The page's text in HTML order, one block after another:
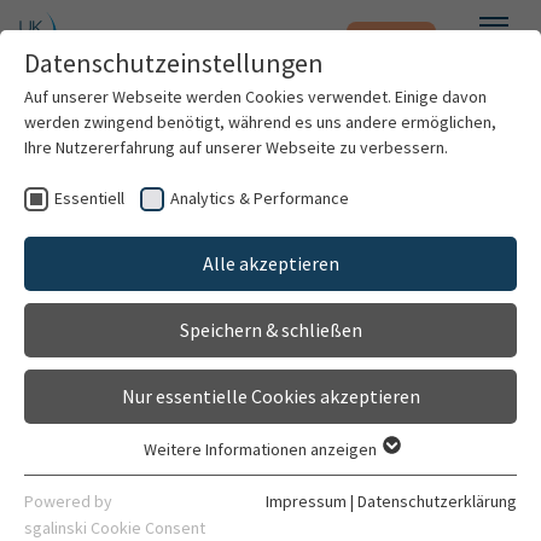
Zum Hauptinhalt springen Notfall
Patienten & Besucher
Kliniken & Institute
Forschung
Karriere
Karte aktivieren
Weitere Standorte suchen
Frauenklinik (Zentrum)
Kontakt
Gebäude 6440
Im Neuenheimer Feld 440
69120 Heidelberg
06221 56-4002
Datenschutzeinstellungen
Auf unserer Webseite werden Cookies verwendet. Einige davon
werden zwingend benötigt, während es uns andere ermöglichen,
Ihre Nutzererfahrung auf unserer Webseite zu verbessern.
Essentiell Analytics & Performance
Alle akzeptieren
Speichern & schließen
Nur essentielle Cookies akzeptieren
Essentielle Cookies werden für grundlegende Funktionen der
Webseite benötigt. Dadurch ist gewährleistet, dass die
Weitere Informationen anzeigen
Powered by
sgalinski Cookie Consent
Impressum | Datenschutzerklärung